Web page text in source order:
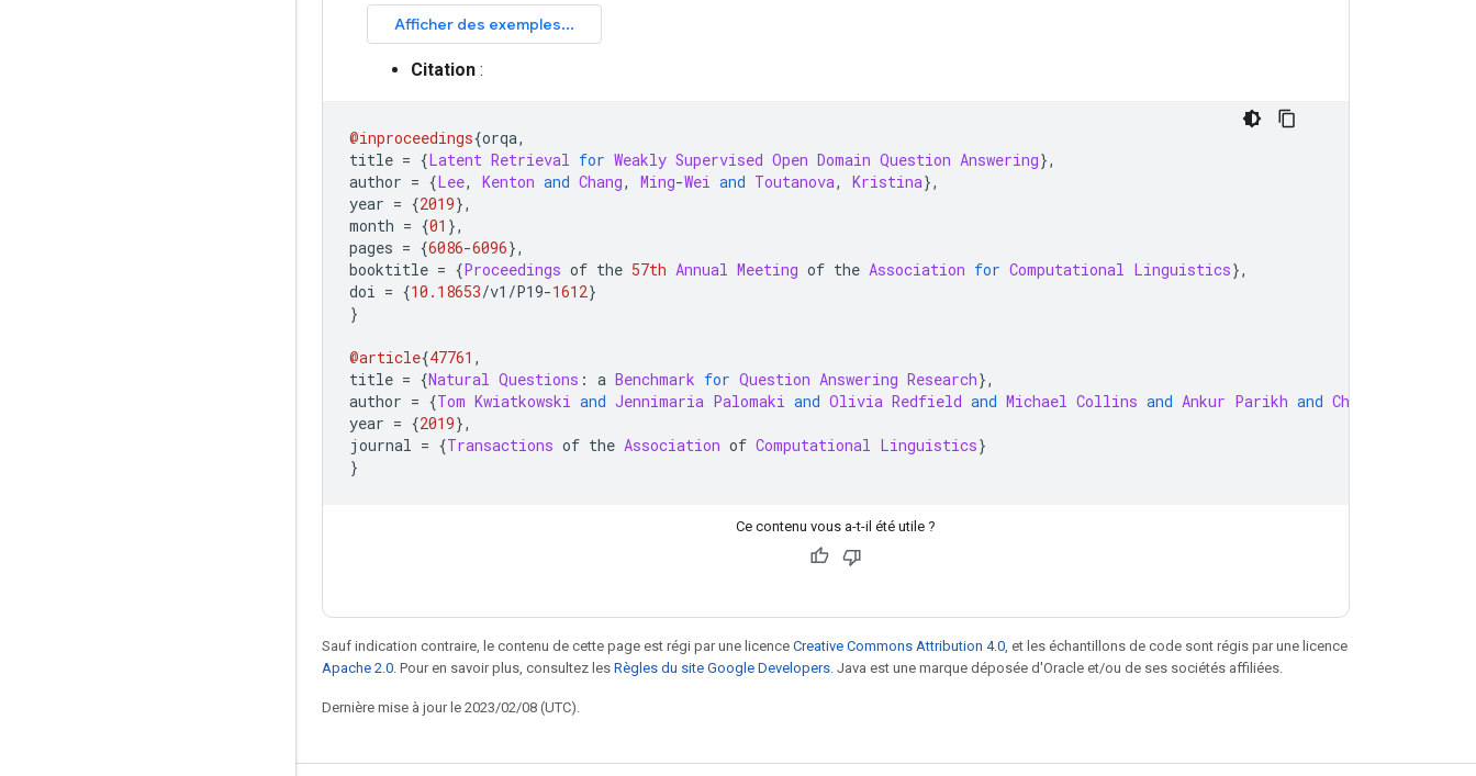
Citation :
@inproceedings{orqa,
title = {Latent Retrieval for Weakly Supervised Open Domain Question Answering},
author = {Lee, Kenton and Chang, Ming-Wei and Toutanova, Kristina},
year = {2019},
month = {01 },
pages = {6086-6096},
booktitle = {Proceedings of the 57th Annual Meeting of the Association for Computational Linguistics},
doi = {10.18653/v1 /P19-1612}
}
@article{47761 ,
title = {Natural Questions : a Benchmark for Question Answering Research},
author = {Tom Kwiatkowski and Jennimaria Palomaki and Olivia Redfield and Michael Collins and Ankur Parikh and Chris
year = {2019},
journal = {Transactions of the Association of Computational Linguistics}
}
Ce contenu vous a-t-il été utile ?
Sauf indication contraire, le contenu de cette page est régi par une licence Creative Commons Attribution 4.0 , et les échantillons de code sont régis par une licence
Apache 2.0 . Pour en savoir plus, consultez les Règles du site Google Developers . Java est une marque déposée d'Oracle et/ou de ses sociétés affiliées.
Dernière mise à jour le 2023/02/08 (UTC).